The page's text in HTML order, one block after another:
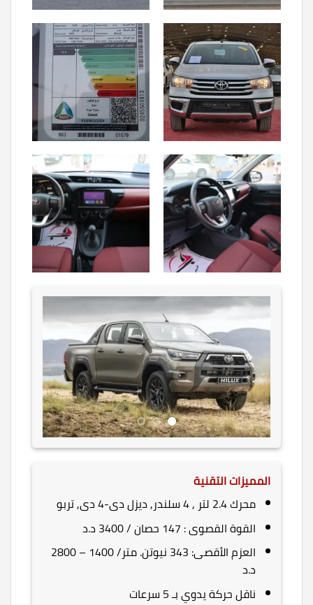
المميزات التقنية
محرك 2.4 لتر , 4 سلندر, ديزل دى-4 دى, تربو
القوة القصوى : 147 حصان / 3400 د.د
العزم الأقصى: 343 نيوتن. متر/ 1400 – 2800
د.د
ناقل حركة يدوي بـ 5 سرعات